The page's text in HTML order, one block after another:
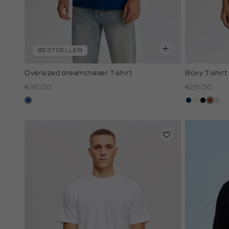
BESTSELLER
Oversized dreamchaser T-shirt
€35.00
kobaltblauw
Boxy T-shirt
€25.00
wit,
white
zwart
bruin